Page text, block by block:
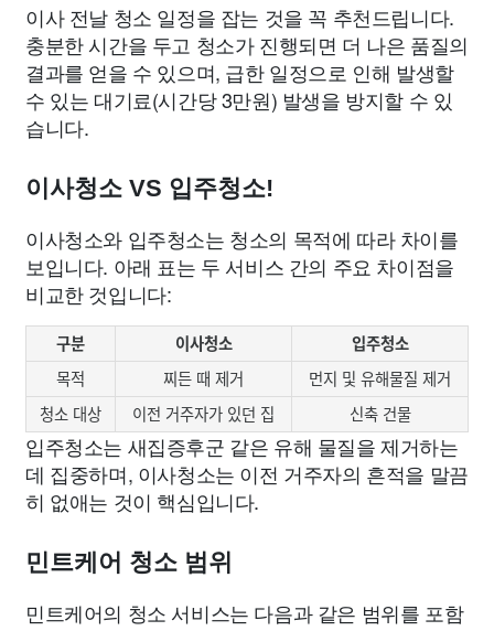
이사 전날 청소 일정을 잡는 것을 꼭 추천드립니다.
충분한 시간을 두고 청소가 진행되면 더 나은 품질의
결과를 얻을 수 있으며, 급한 일정으로 인해 발생할
수 있는 대기료(시간당 3만원) 발생을 방지할 수 있
습니다.
이사청소 VS 입주청소!
이사청소와 입주청소는 청소의 목적에 따라 차이를
보입니다. 아래 표는 두 서비스 간의 주요 차이점을
비교한 것입니다:
구분 이사청소
입주청소
목적
찌든 때 제거
먼지 및 유해물질 제거
청소 대상
이전 거주자가 있던 집 신축 건물
입주청소는 새집증후군 같은 유해 물질을 제거하는
데 집중하며, 이사청소는 이전 거주자의 흔적을 말끔
히 없애는 것이 핵심입니다.
민트케어 청소 범위
민트케어의 청소 서비스는 다음과 같은 범위를 포함